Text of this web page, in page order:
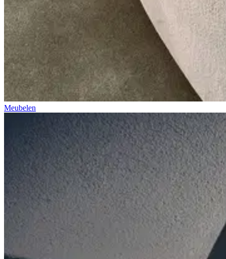
Meubelen